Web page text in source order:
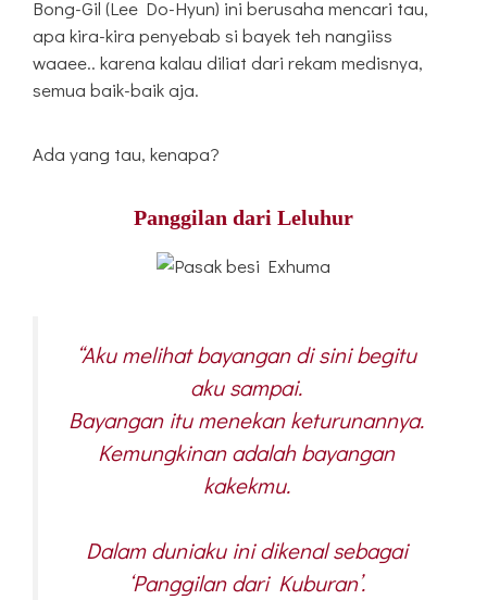
Bong-Gil (Lee Do-Hyun) ini berusaha mencari tau,
apa kira-kira penyebab si bayek teh nangiiss
waaee.. karena kalau diliat dari rekam medisnya,
semua baik-baik aja.
Ada yang tau, kenapa?
Panggilan dari Leluhur
“Aku melihat bayangan di sini begitu
aku sampai.
Bayangan itu menekan keturunannya.
Kemungkinan adalah bayangan
kakekmu.
Dalam duniaku ini dikenal sebagai
‘Panggilan dari Kuburan’.